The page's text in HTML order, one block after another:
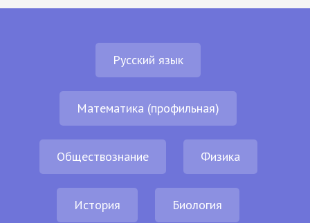
Русский язык
Математика (профильная)
Обществознание Физика
История Биология